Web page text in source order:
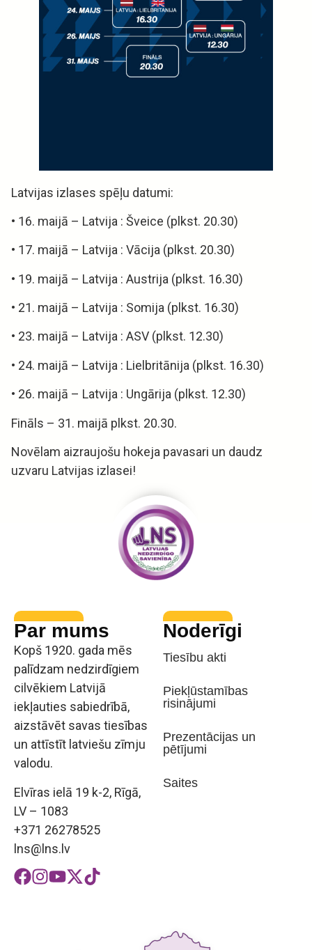
Latvijas izlases spēļu datumi:
• 16. maijā – Latvija : Šveice (plkst. 20.30)
• 17. maijā – Latvija : Vācija (plkst. 20.30)
• 19. maijā – Latvija : Austrija (plkst. 16.30)
• 21. maijā – Latvija : Somija (plkst. 16.30)
• 23. maijā – Latvija : ASV (plkst. 12.30)
• 24. maijā – Latvija : Lielbritānija (plkst. 16.30)
• 26. maijā – Latvija : Ungārija (plkst. 12.30)
Fināls – 31. maijā plkst. 20.30.
Novēlam aizraujošu hokeja pavasari un daudz
uzvaru Latvijas izlasei!
Par mums
Kopš 1920. gada mēs
palīdzam nedzirdīgiem
cilvēkiem Latvijā
iekļauties sabiedrībā,
aizstāvēt savas tiesības
un attīstīt latviešu zīmju
valodu.
Elvīras ielā 19 k-2, Rīgā,
LV – 1083
+371 26278525
lns@lns.lv
Noderīgi
Tiesību akti
Piekļūstamības
risinājumi
Prezentācijas un
pētījumi
Saites